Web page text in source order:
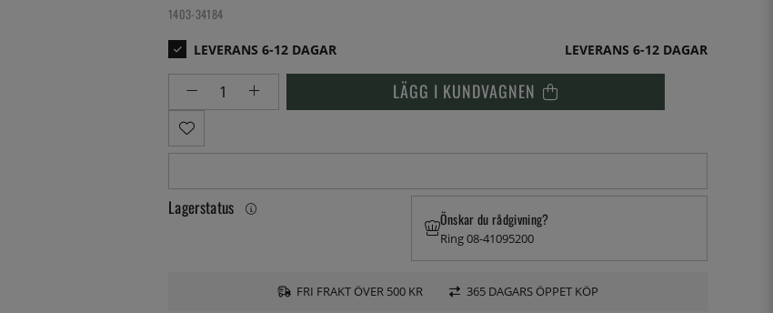
1403-34184
LEVERANS 6-12 DAGAR
LÄGG I KUNDVAGNEN
Lagerstatus
Önskar du rådgivning?
Ring 08-41095200
FRI FRAKT ÖVER 500 KR 365 DAGARS ÖPPET KÖP